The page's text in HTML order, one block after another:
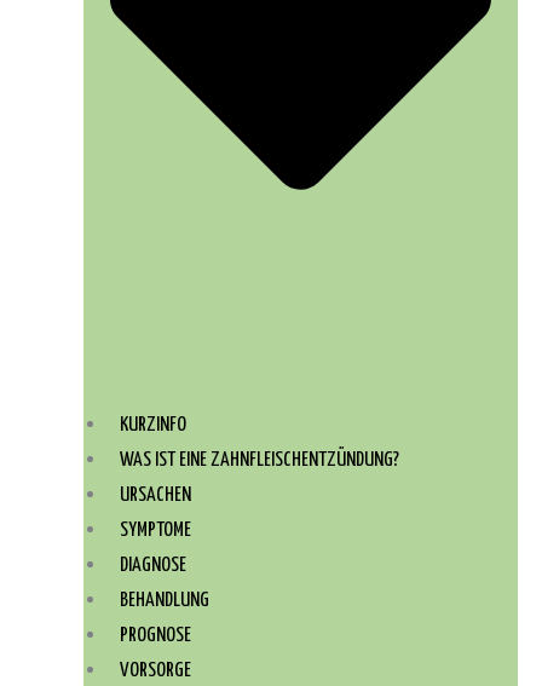
KURZINFO
WAS IST EINE ZAHNFLEISCHENTZÜNDUNG?
URSACHEN
SYMPTOME
DIAGNOSE
BEHANDLUNG
PROGNOSE
VORSORGE